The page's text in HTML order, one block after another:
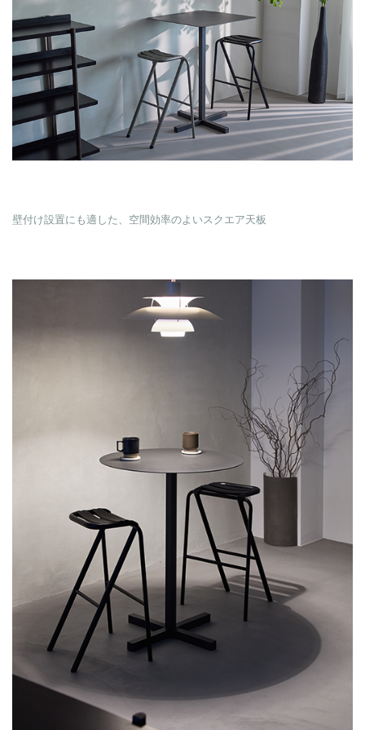
壁付け設置にも適した、空間効率のよいスクエア天板